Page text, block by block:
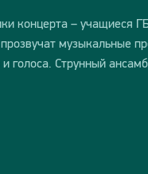
концерта – учащиеся
музыкальные
голоса. Струнный